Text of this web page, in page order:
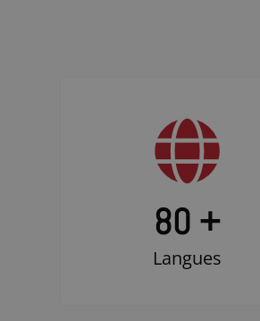
80 +
Langues